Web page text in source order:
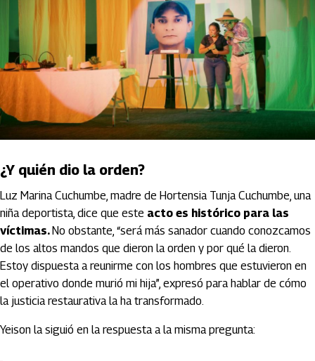
¿Y quién dio la orden?
Luz Marina Cuchumbe, madre de Hortensia Tunja Cuchumbe, una
niña deportista, dice que este acto es histórico para las
víctimas. No obstante, “será más sanador cuando conozcamos
de los altos mandos que dieron la orden y por qué la dieron.
Estoy dispuesta a reunirme con los hombres que estuvieron en
el operativo donde murió mi hija”, expresó para hablar de cómo
la justicia restaurativa la ha transformado.
Yeison la siguió en la respuesta a la misma pregunta: